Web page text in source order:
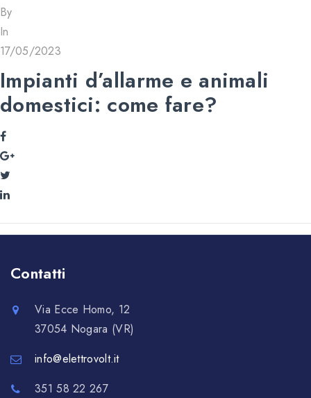
By
In
17/05/2023
Impianti d’allarme e animali
domestici: come fare?
Contatti
Via Ecce Homo, 12
37054 Nogara (VR)
info@elettrovolt.it
351 58 22 267